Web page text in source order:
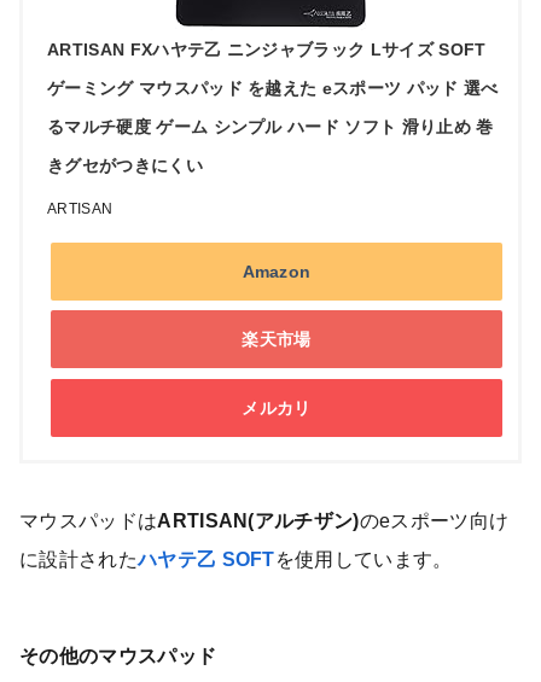
ARTISAN FXハヤテ乙 ニンジャブラック Lサイズ SOFT
ゲーミング マウスパッド を越えた eスポーツ パッド 選べ
るマルチ硬度 ゲーム シンプル ハード ソフト 滑り止め 巻
きグセがつきにくい
ARTISAN
Amazon
楽天市場
メルカリ
マウスパッドはARTISAN(アルチザン)のeスポーツ向け
に設計されたハヤテ乙 SOFTを使用しています。
その他のマウスパッド